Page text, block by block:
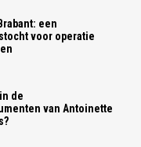
een
voor operatie
de
van Antoinette